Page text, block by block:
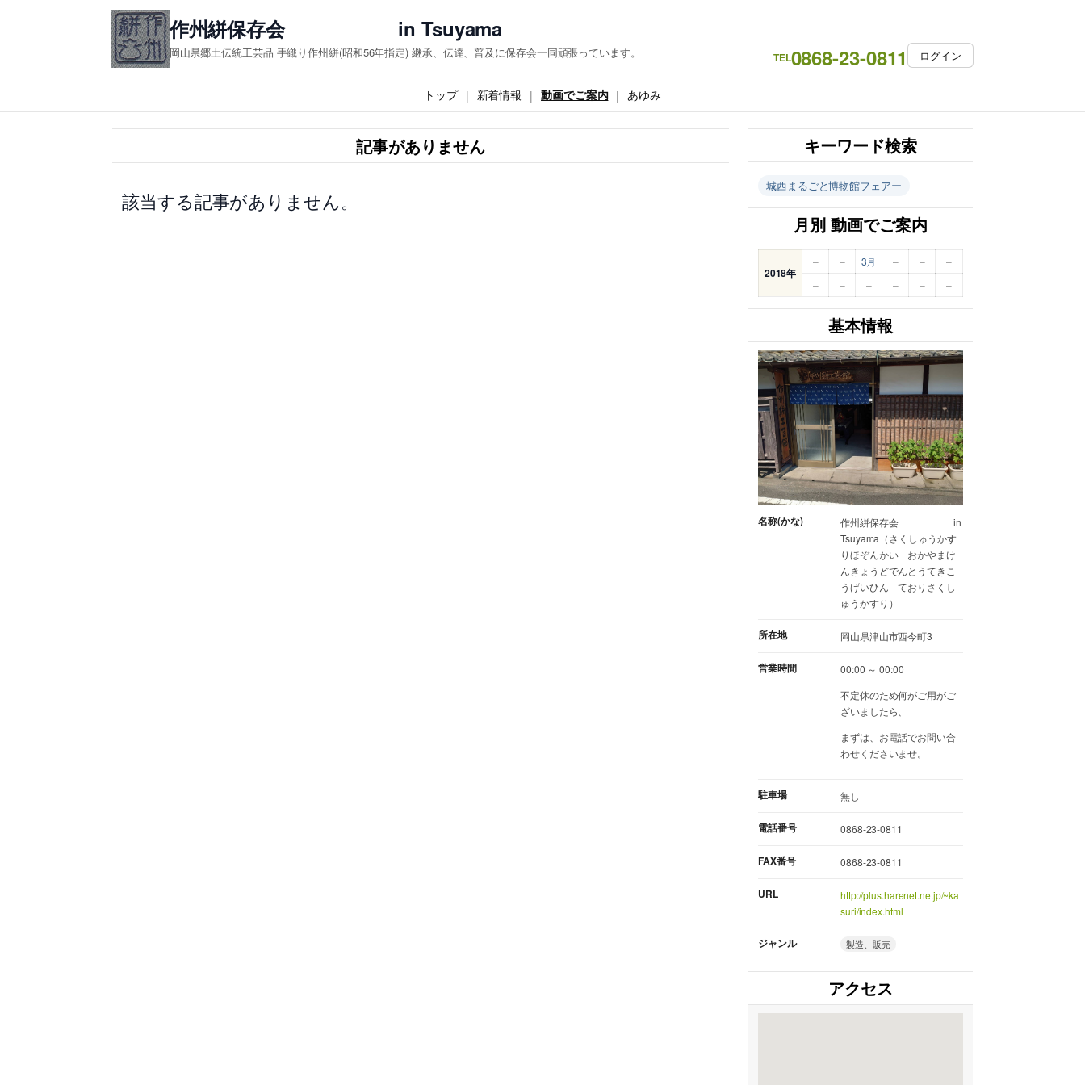
ス
キ
作州絣保存会 in Tsuyama
岡山県郷土伝統工芸品 手織り作州絣(昭和56年指定) 継承、伝達、普及に保存会一同頑張っています。 TEL0868-23-0811 ログイン
トップ 新着情報 動画でご案内 あゆみ
記事がありません
該当する記事がありません。
キーワード検索
城西まるごと博物館フェアー
月別 動画でご案内
2018年
– – 3月 – –
–
–
– – – – –
基本情報
名称(かな)
作州絣保存会 in
Tsuyama（さくしゅうかす
りほぞんかい おかやまけ
んきょうどでんとうてきこ
うげいひん ておりさくし
ゅうかすり）
所在地 岡山県津山市西今町3
営業時間
00:00 ～ 00:00
不定休のため何がご用がご
ざいましたら、
まずは、お電話でお問い合
わせくださいませ。
駐車場 無し
電話番号 0868-23-0811
FAX番号 0868-23-0811
URL
http://plus.harenet.ne.jp/~ka
suri/index.html
ジャンル 製造、販売
アクセス